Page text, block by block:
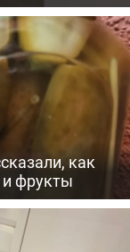
как
фрукты